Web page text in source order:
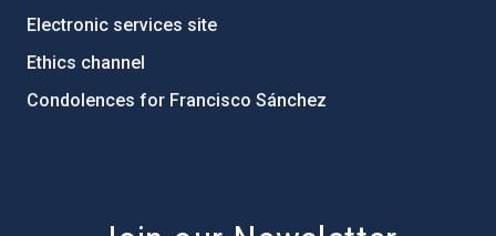
Electronic services site
Ethics channel
Condolences for Francisco Sánchez